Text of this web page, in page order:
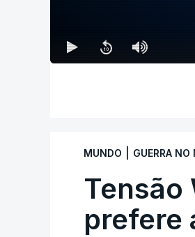
MUNDO GUERRA NO
Tensão
prefere